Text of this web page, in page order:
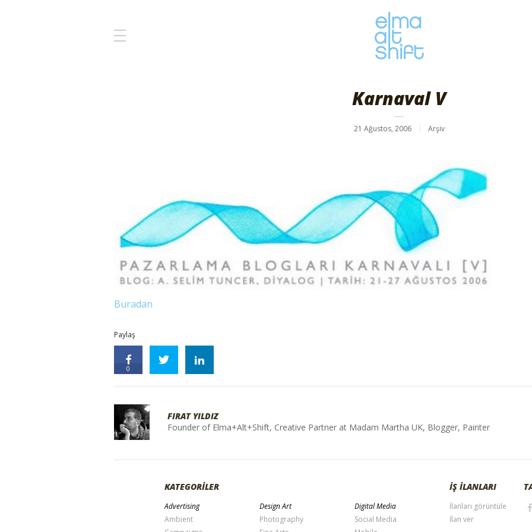
Karnaval V
21 Ağustos, 2006 Arşiv
Buradan
Paylaş
0
FIRAT YILDIZ
Founder of Elma+Alt+Shift, Creative Partner at Madam Martha UK, Blogger, Painter
KATEGORİLER
Advertising
Ambient
Design Art
Photography
Digital Media
Social Media
İŞ İLANLARI
İlanları görüntüle
İlan ver